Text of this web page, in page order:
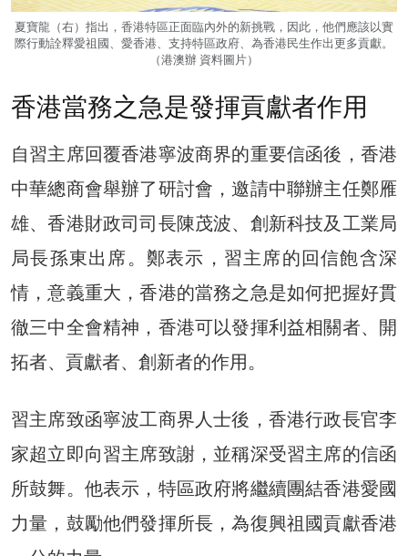
夏寶龍（右）指出，香港特區正面臨內外的新挑戰，因此，他們應該以實
際行動詮釋愛祖國、愛香港、支持特區政府、為香港民生作出更多貢獻。
（港澳辦 資料圖片）
香港當務之急是發揮貢獻者作用
自習主席回覆香港寧波商界的重要信函後，香港
中華總商會舉辦了研討會，邀請中聯辦主任鄭雁
雄、香港財政司司長陳茂波、創新科技及工業局
局長孫東出席。鄭表示，習主席的回信飽含深
情，意義重大，香港的當務之急是如何把握好貫
徹三中全會精神，香港可以發揮利益相關者、開
拓者、貢獻者、創新者的作用。
習主席致函寧波工商界人士後，香港行政長官李
家超立即向習主席致謝，並稱深受習主席的信函
所鼓舞。他表示，特區政府將繼續團結香港愛國
力量，鼓勵他們發揮所長，為復興祖國貢獻香港